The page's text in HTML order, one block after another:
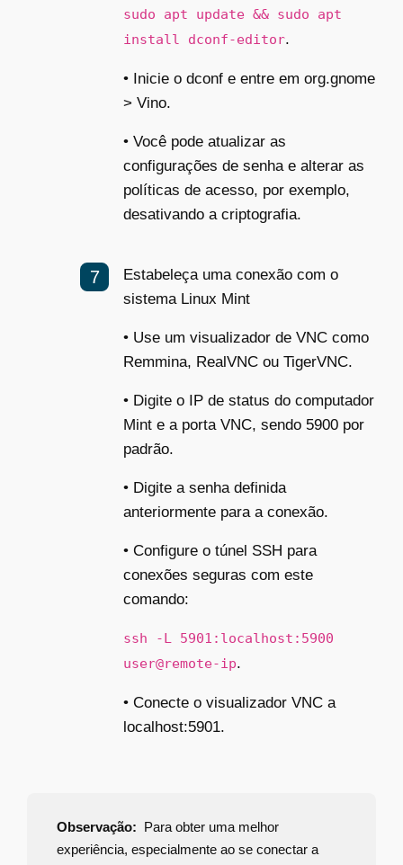
sudo apt update && sudo apt
install dconf-editor.
• Inicie o dconf e entre em org.gnome
> Vino.
• Você pode atualizar as
configurações de senha e alterar as
políticas de acesso, por exemplo,
desativando a criptografia.
Estabeleça uma conexão com o
sistema Linux Mint
• Use um visualizador de VNC como
Remmina, RealVNC ou TigerVNC.
• Digite o IP de status do computador
Mint e a porta VNC, sendo 5900 por
padrão.
• Digite a senha definida
anteriormente para a conexão.
• Configure o túnel SSH para
conexões seguras com este
comando:
ssh -L 5901:localhost:5900
user@remote-ip.
• Conecte o visualizador VNC a
localhost:5901.
Observação: Para obter uma melhor
experiência, especialmente ao se conectar a